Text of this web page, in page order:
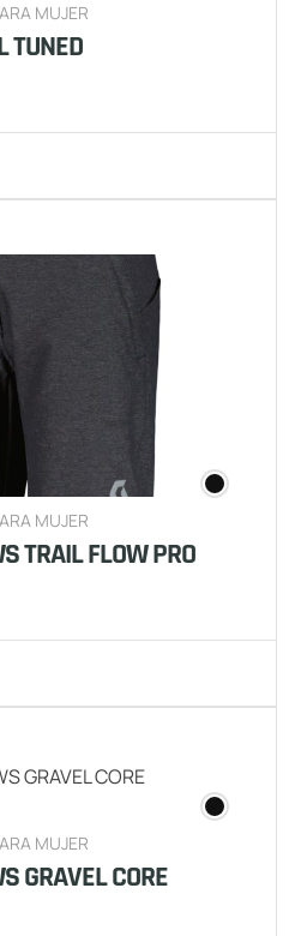
MUJER
TUNED
MUJER
TRAIL FLOW PRO
MUJER
GRAVEL CORE